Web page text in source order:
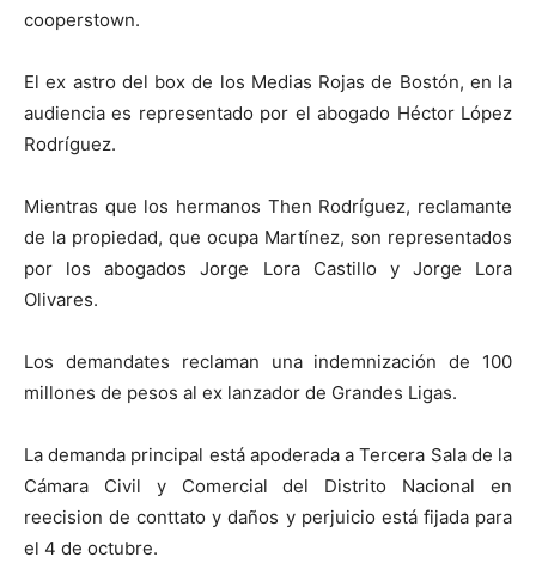
cooperstown.
El ex astro del box de los Medias Rojas de Bostón, en la
audiencia es representado por el abogado Héctor López
Rodríguez.
Mientras que los hermanos Then Rodríguez, reclamante
de la propiedad, que ocupa Martínez, son representados
por los abogados Jorge Lora Castillo y Jorge Lora
Olivares.
Los demandates reclaman una indemnización de 100
millones de pesos al ex lanzador de Grandes Ligas.
La demanda principal está apoderada a Tercera Sala de la
Cámara Civil y Comercial del Distrito Nacional en
reecision de conttato y daños y perjuicio está fijada para
el 4 de octubre.